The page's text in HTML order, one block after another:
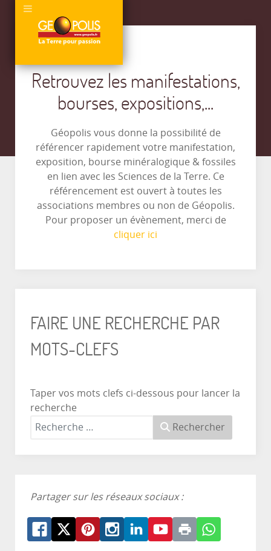
Retrouvez les manifestations,
bourses, expositions,...
Géopolis vous donne la possibilité de
référencer rapidement votre manifestation,
exposition, bourse minéralogique & fossiles
en lien avec les Sciences de la Terre. Ce
référencement est ouvert à toutes les
associations membres ou non de Géopolis.
Pour proposer un évènement, merci de
cliquer ici
FAIRE UNE RECHERCHE PAR
MOTS-CLEFS
Taper vos mots clefs ci-dessous pour lancer la
recherche
Rechercher
Partager sur les réseaux sociaux :